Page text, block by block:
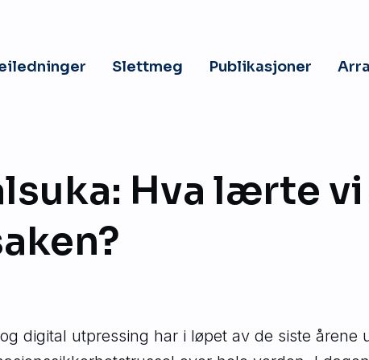
Slettmeg Publikasjoner
Hva lærte vi
digital utpressing har i løpet av de siste årene